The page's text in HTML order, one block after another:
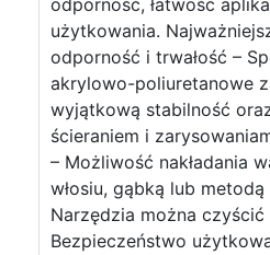
odporność, łatwość
użytkowania.
odporność i trwałość –
akrylowo-poliuretanowe
wyjątkową stabilność
ścieraniem i
– Możliwość nakładania
włosiu, gąbką lub
Narzędzia można czyścić
Bezpieczeństwo